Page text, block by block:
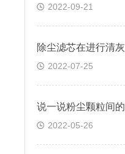
2022-09-21
2022-07-25
说一说粉尘颗粒间
2022-05-26